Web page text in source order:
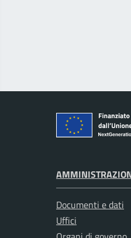
Documenti e dati
Uffici